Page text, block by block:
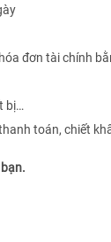
đơn tài chính
bị…
toán, chiết